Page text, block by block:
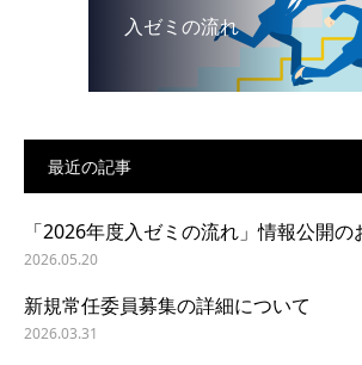
入ゼミの流れ
最近の記事
「2026年度入ゼミの流れ」情報公開
2026.05.20
新規常任委員募集の詳細について
2026.03.31